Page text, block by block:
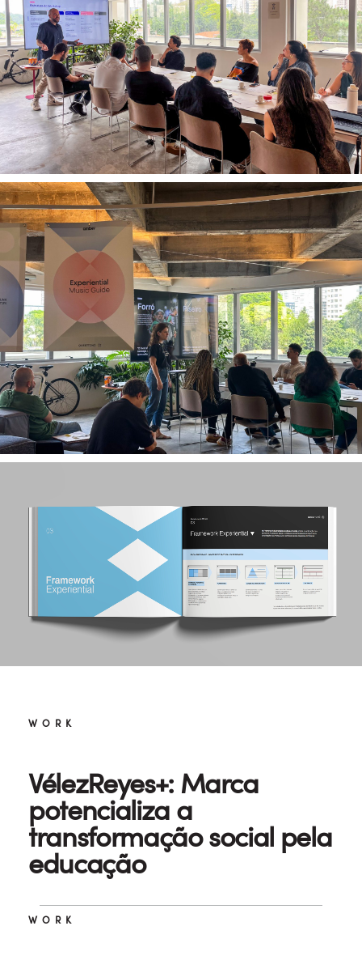
WORK
VélezReyes+: Marca
potencializa a
transformação social pela
educação
WORK